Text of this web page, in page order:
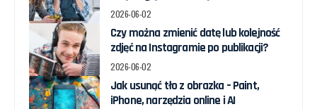
2026-06-02
Czy można zmienić datę lub kolejność
zdjęć na Instagramie po publikacji?
2026-06-02
Jak usunąć tło z obrazka – Paint,
iPhone, narzędzia online i AI